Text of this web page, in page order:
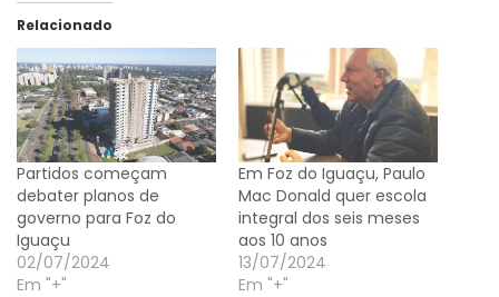
Relacionado
Partidos começam
debater planos de
governo para Foz do
Iguaçu
02/07/2024
Em "+"
Em Foz do Iguaçu, Paulo
Mac Donald quer escola
integral dos seis meses
aos 10 anos
13/07/2024
Em "+"